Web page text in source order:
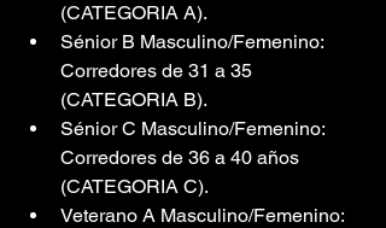
(CATEGORIA A).
Sénior B Masculino/Femenino:
Corredores de 31 a 35
(CATEGORIA B).
Sénior C Masculino/Femenino:
Corredores de 36 a 40 años
(CATEGORIA C).
Veterano A Masculino/Femenino: